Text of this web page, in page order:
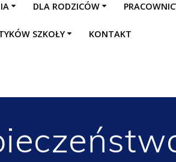
DLA RODZICÓW
SZKOŁY KONTAKT